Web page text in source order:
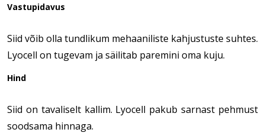
Vastupidavus
Siid võib olla tundlikum mehaaniliste kahjustuste suhtes.
Lyocell on tugevam ja säilitab paremini oma kuju.
Hind
Siid on tavaliselt kallim. Lyocell pakub sarnast pehmust
soodsama hinnaga.